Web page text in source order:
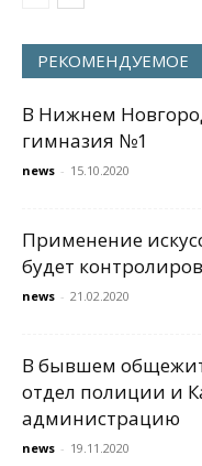
РЕКОМЕНДУЕМОЕ
В Нижнем
гимназия №1
news - 15.10.2020
Применение
будет
news - 21.02.2020
В бывшем
отдел полиции и
администрацию
news - 19.11.2020